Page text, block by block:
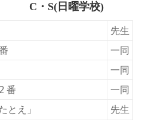
学校)
先生
一同
一同
番
一同
とえ」
先生